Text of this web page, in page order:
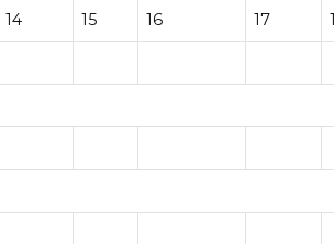
14 15 16 17